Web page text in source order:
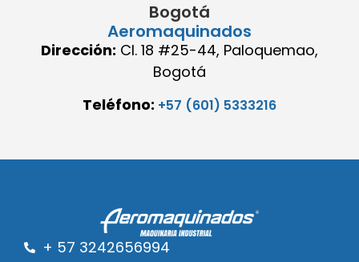
Bogotá
Aeromaquinados
Dirección: Cl. 18 #25-44, Paloquemao,
Bogotá
Teléfono: +57 (601) 5333216
+ 57 3242656994